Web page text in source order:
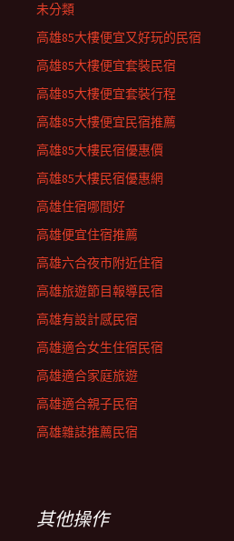
未分類
高雄85大樓便宜又好玩的民宿
高雄85大樓便宜套裝民宿
高雄85大樓便宜套裝行程
高雄85大樓便宜民宿推薦
高雄85大樓民宿優惠價
高雄85大樓民宿優惠網
高雄住宿哪間好
高雄便宜住宿推薦
高雄六合夜市附近住宿
高雄旅遊節目報導民宿
高雄有設計感民宿
高雄適合女生住宿民宿
高雄適合家庭旅遊
高雄適合親子民宿
高雄雜誌推薦民宿
其他操作